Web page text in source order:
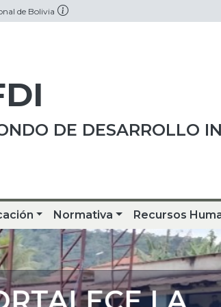
de Bolivia
DE DESARROLLO
Normativa Recursos